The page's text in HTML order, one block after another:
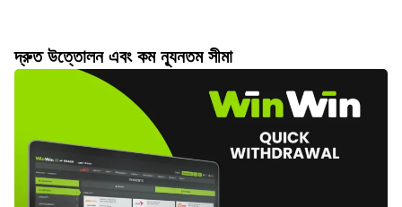
দ্রুত উত্তোলন এবং কম ন্যূনতম সীমা